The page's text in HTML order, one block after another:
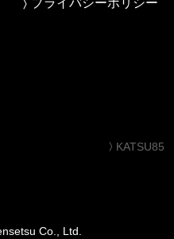
プライバシーポリシー
KATSU85
Co., Ltd.